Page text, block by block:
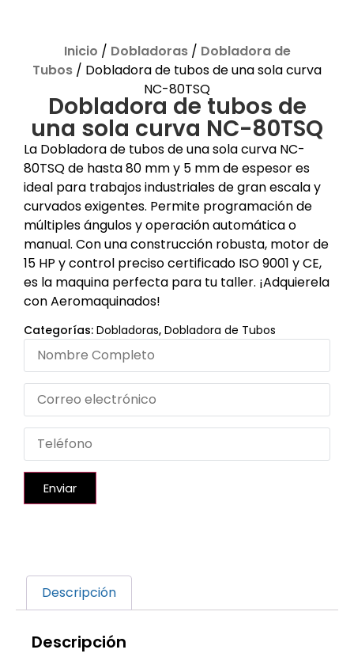
Inicio / Dobladoras/ Dobladora de
Tubos / Dobladora de tubos de una sola curva
NC-80TSQ
Dobladora de tubos de
una sola curva NC-80TSQ
La Dobladora de tubos de una sola curva NC-
80TSQ de hasta 80 mm y 5 mm de espesor es
ideal para trabajos industriales de gran escala y
curvados exigentes. Permite programación de
múltiples ángulos y operación automática o
manual. Con una construcción robusta, motor de
15 HP y control preciso certificado ISO 9001 y CE,
es la maquina perfecta para tu taller. ¡Adquierela
con Aeromaquinados!
Categorías: Dobladoras, Dobladora de Tubos
Enviar
Descripción
Descripción